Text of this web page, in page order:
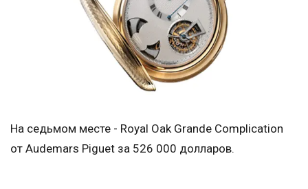
На седьмом месте - Royal Oak Grande Complication
от Audemars Piguet за 526 000 долларов.